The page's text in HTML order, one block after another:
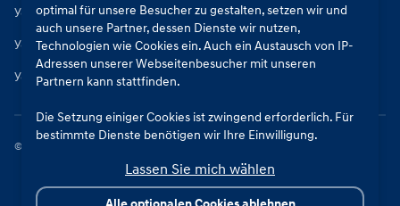
Условия продажи новых автомобилей
Условия продажи подержанных автомобилей
Условия продажи запчастей
©
optimal für unsere Besucher zu gestalten, setzen wir und
auch unsere Partner, dessen Dienste wir nutzen,
Technologien wie Cookies ein. Auch ein Austausch von IP-
Adressen unserer Webseitenbesucher mit unseren
Partnern kann stattfinden.
Die Setzung einiger Cookies ist zwingend erforderlich. Für
bestimmte Dienste benötigen wir Ihre Einwilligung.
Durch den Klick auf „Alle Cookies akzeptieren“, willigen Sie
(jederzeit für die Zukunft widerruflich) in alle
Lassen Sie mich wählen